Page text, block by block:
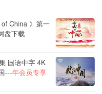
China 》第一
盘下载
国语中字 4K
---年会员专享